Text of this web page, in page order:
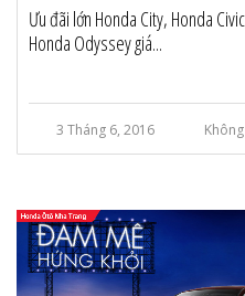
Ưu đãi lớn Honda City, Honda
Honda Odyssey giá...
3 Tháng 6, 2016